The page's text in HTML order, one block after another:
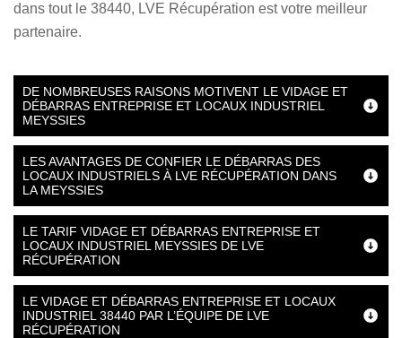
dans tout le 38440, LVE Récupération est votre meilleur
partenaire.
DE NOMBREUSES RAISONS MOTIVENT LE VIDAGE ET
DÉBARRAS ENTREPRISE ET LOCAUX INDUSTRIEL
MEYSSIES
LES AVANTAGES DE CONFIER LE DÉBARRAS DES
LOCAUX INDUSTRIELS À LVE RÉCUPÉRATION DANS
LA MEYSSIES
LE TARIF VIDAGE ET DÉBARRAS ENTREPRISE ET
LOCAUX INDUSTRIEL MEYSSIES DE LVE
RÉCUPÉRATION
LE VIDAGE ET DÉBARRAS ENTREPRISE ET LOCAUX
INDUSTRIEL 38440 PAR L’ÉQUIPE DE LVE
RÉCUPÉRATION